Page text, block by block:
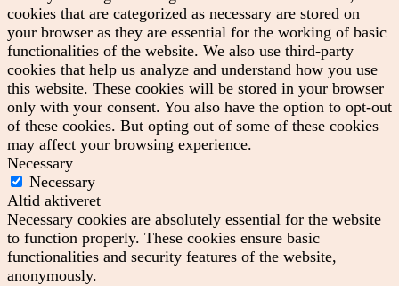
cookies that are categorized as necessary are stored on
your browser as they are essential for the working of basic
functionalities of the website. We also use third-party
cookies that help us analyze and understand how you use
this website. These cookies will be stored in your browser
only with your consent. You also have the option to opt-out
of these cookies. But opting out of some of these cookies
may affect your browsing experience.
Necessary
Necessary
Altid aktiveret
Necessary cookies are absolutely essential for the website
to function properly. These cookies ensure basic
functionalities and security features of the website,
anonymously.